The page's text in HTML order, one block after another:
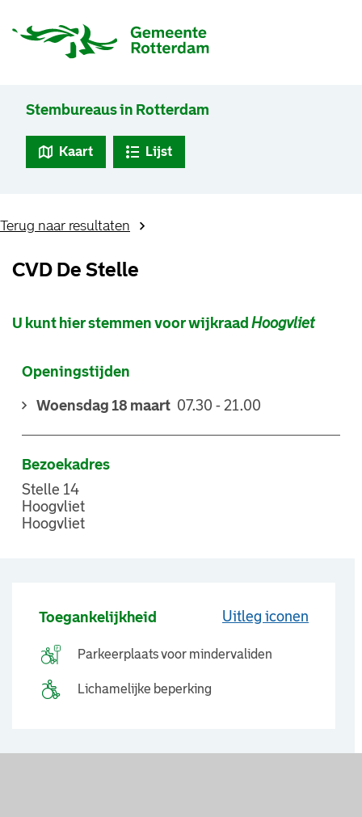
Stembureaus in Rotterdam
Kaart Lijst
Terug naar resultaten
CVD De Stelle
U kunt hier stemmen voor wijkraad Hoogvliet
Openingstijden
Woensdag 18 maart 07.30 - 21.00
Bezoekadres
Stelle 14
Hoogvliet
Hoogvliet
Toegankelijkheid Uitleg iconen
Parkeerplaats voor mindervaliden
Lichamelijke beperking